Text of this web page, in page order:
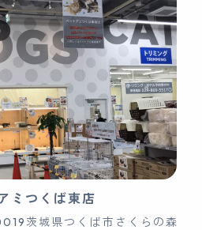
ミつくば東店
茨城県つくば市さくらの森